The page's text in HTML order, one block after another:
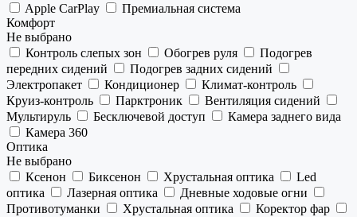
Apple CarPlay
Премиальная система
Комфорт
Не выбрано
Контроль слепых зон
Обогрев руля
Подогрев
передних сидений
Подогрев задних сидений
Электропакет
Кондиционер
Климат-контроль
Круиз-контроль
Парктроник
Вентиляция сидений
Мультируль
Бесключевой доступ
Камера заднего вида
Камера 360
Оптика
Не выбрано
Ксенон
Биксенон Хрустальная оптика
Led
оптика
Лазерная оптика
Дневные ходовые огни
Противотуманки
Хрустальная оптика
Коректор фар